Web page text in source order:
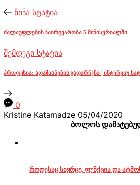
წინა სტატია
ძალაუფლების ნაირგვარობა 5 მინისერიალში
შემდეგი სტატია
პროფესია: ადამიანების გადარჩენა | ინტერვიუ
0
Kristine Katamadze 05/04/2020
ბოლოს
როდესაც სივრცე, ფუნქცია და